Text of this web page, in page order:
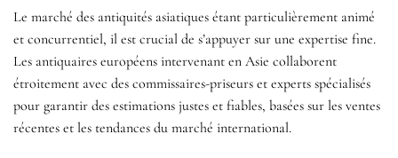
Le marché des antiquités asiatiques étant particulièrement animé
et concurrentiel, il est crucial de s’appuyer sur une expertise fine.
Les antiquaires européens intervenant en Asie collaborent
étroitement avec des commissaires-priseurs et experts spécialisés
pour garantir des estimations justes et fiables, basées sur les ventes
récentes et les tendances du marché international.